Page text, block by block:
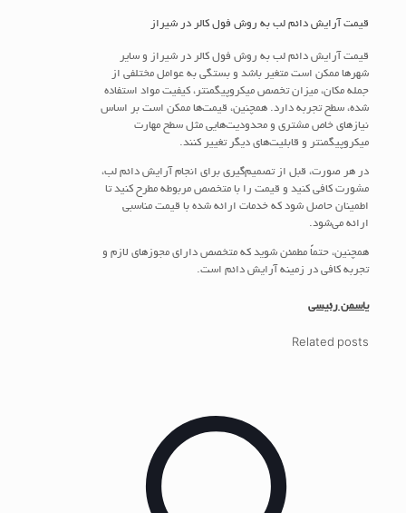
قیمت آرایش دائم لب به روش فول کالر در شیراز
قیمت آرایش دائم لب به روش فول کالر در شیراز و سایر
شهرها ممکن است متغیر باشد و بستگی به عوامل مختلفی از
جمله مکان، میزان تخصص میکروپیگمنتر، کیفیت مواد استفاده
شده، سطح تجربه دارد. همچنین، قیمت‌ها ممکن است بر اساس
نیازهای خاص مشتری و محدودیت‌هایی مثل سطح مهارت
میکروپیگمنتر و قابلیت‌های دیگر تغییر کنند.
در هر صورت، قبل از تصمیم‌گیری برای انجام آرایش دائم لب،
مشورت کافی کنید و قیمت را با متخصص مربوطه مطرح کنید تا
اطمینان حاصل شود که خدمات ارائه شده با قیمت مناسبی
ارائه می‌شود.
همچنین، حتماً مطمئن شوید که متخصص دارای مجوزهای لازم و
تجربه کافی در زمینه آرایش دائم است.
یاسمن رئیسی
Related posts